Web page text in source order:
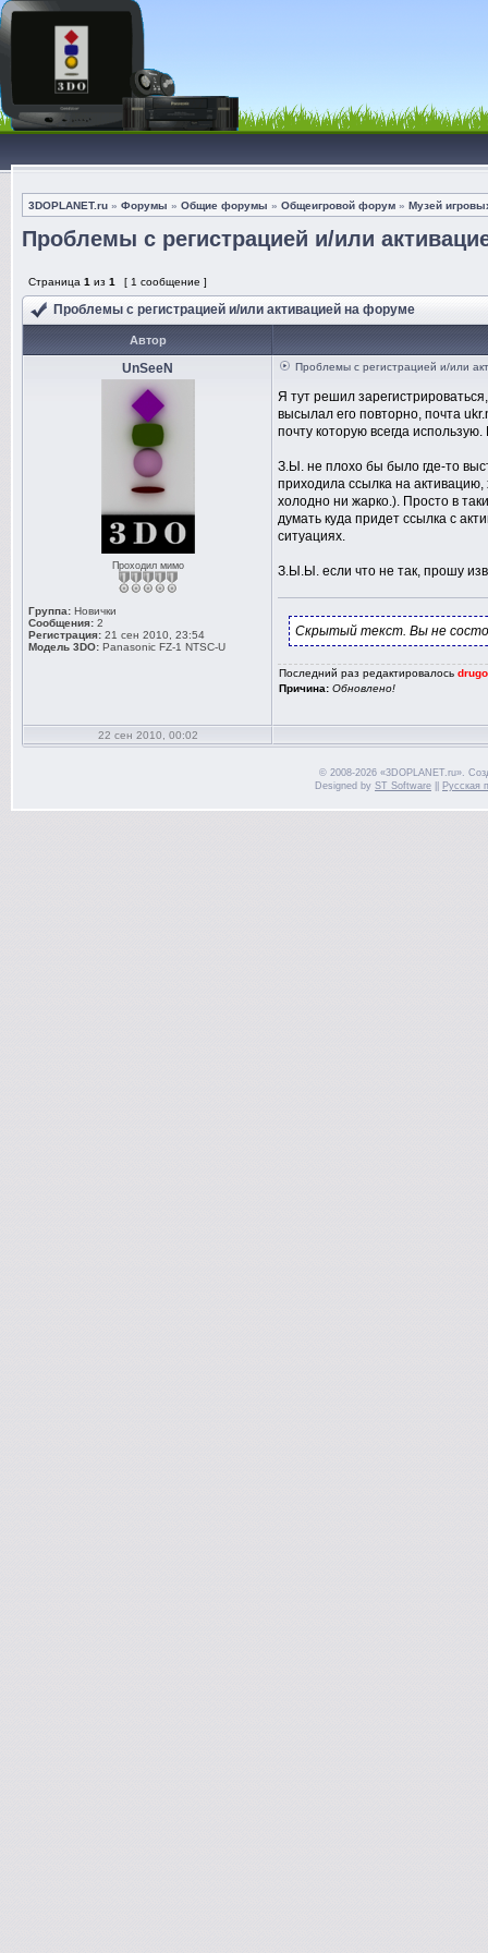
3DOPLANET.ru » Форумы » Общие форумы » Общеигровой форум » Музей
Проблемы с регистрацией и/или
Страница 1 из 1 [ 1 сообщение ]
Проблемы с регистрацией и/или активацией на форуме
Автор
UnSeeN
Проходил мимо
Группа: Новички
Сообщения: 2
Регистрация: 21 сен 2010, 23:54
Модель 3DO: Panasonic FZ-1 NTSC-U
Проблемы с регистрацией и/или
Я тут решил
высылал его повторно, почта
почту которую всегда
З.Ы. не плохо бы было где-то
приходила ссылка на активацию,
холодно ни жарко.). Просто в
думать куда придет ссылка с
ситуациях.
З.Ы.Ы. если что не так, прошу
Скрытый текст. Вы не
Последний раз редактировалось
Причина: Обновлено!
22 сен 2010, 00:02
© 2008-2026 «3DOPLANET.ru».
Designed by ST Software Русская